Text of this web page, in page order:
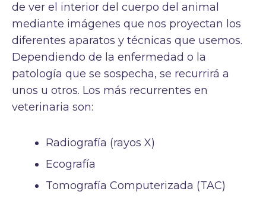
de ver el interior del cuerpo del animal
mediante imágenes que nos proyectan los
diferentes aparatos y técnicas que usemos.
Dependiendo de la enfermedad o la
patología que se sospecha, se recurrirá a
unos u otros. Los más recurrentes en
veterinaria son:
Radiografía (rayos X)
Ecografía
Tomografía Computerizada (TAC)